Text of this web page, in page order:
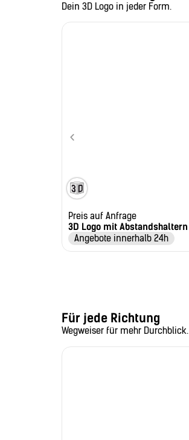
Dein 3D Logo in jeder Form.
Preis auf Anfrage
3D Logo mit Abstandshaltern
Angebote innerhalb 24h
Für jede Richtung
Wegweiser für mehr Durchblick.